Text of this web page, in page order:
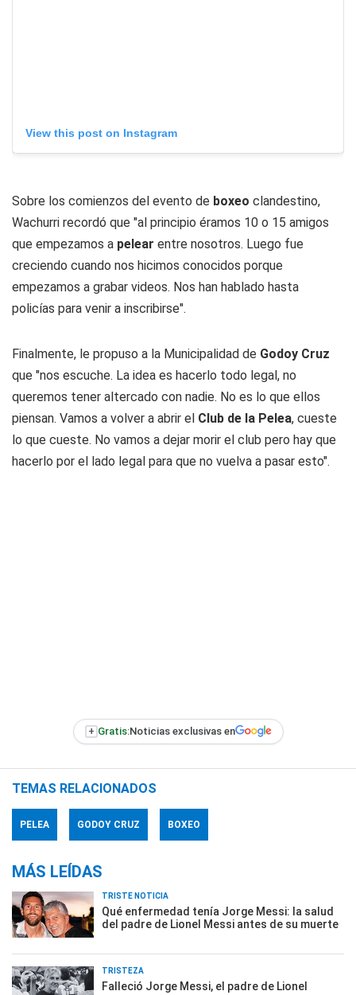
View this post on Instagram
Sobre los comienzos del evento de boxeo clandestino,
Wachurri recordó que "al principio éramos 10 o 15 amigos
que empezamos a pelear entre nosotros. Luego fue
creciendo cuando nos hicimos conocidos porque
empezamos a grabar videos. Nos han hablado hasta
policías para venir a inscribirse".
Finalmente, le propuso a la Municipalidad de Godoy Cruz
que "nos escuche. La idea es hacerlo todo legal, no
queremos tener altercado con nadie. No es lo que ellos
piensan. Vamos a volver a abrir el Club de la Pelea, cueste
lo que cueste. No vamos a dejar morir el club pero hay que
hacerlo por el lado legal para que no vuelva a pasar esto".
+ Gratis:Noticias exclusivas en
TEMAS RELACIONADOS
PELEA GODOY CRUZ BOXEO
MÁS LEÍDAS
TRISTE NOTICIA
Qué enfermedad tenía Jorge Messi: la salud
del padre de Lionel Messi antes de su muerte
TRISTEZA
Falleció Jorge Messi, el padre de Lionel